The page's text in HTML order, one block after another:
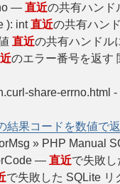
— 直近の共有ハンド
): int直近の共有ハン
直近の共有ハンドル
のエラー番号を返す
share-errno.html -
結果コードを数値で
» PHP Manual
— 直近で失敗
で失敗した SQLite